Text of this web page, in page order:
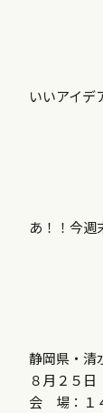
いいアイデ
あ！！今週
静岡県・清
８月２５日
会 場：１